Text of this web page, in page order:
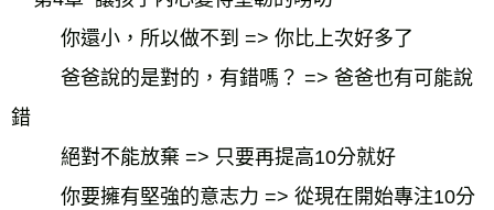
你還小，所以做不到 => 你比上次好多了
爸爸說的是對的，有錯嗎？ => 爸爸也有可能說
錯
絕對不能放棄 => 只要再提高10分就好
你要擁有堅強的意志力 => 從現在開始專注10分